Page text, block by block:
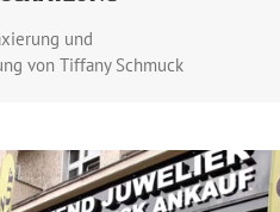
und
von Tiffany Schmuck